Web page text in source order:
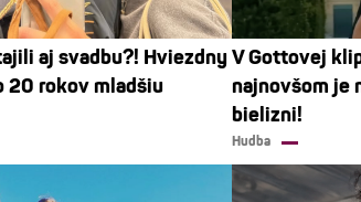
aj svadbu?! Hviezdny
20 rokov mladšiu
V Gottovej
najnovšom je
bielizni!
Hudba